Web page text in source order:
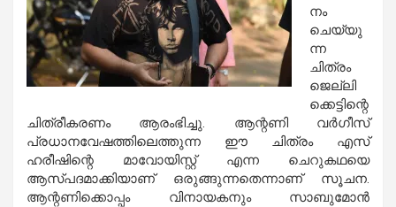
നം
ചെയ്യു
ന്ന
ചിത്രം
ജെല്ലി
ക്കെട്ടിന്റെ
ചിത്രീകരണം ആരംഭിച്ചു. ആന്റണി വര്‍ഗീസ്
പ്രധാനവേഷത്തിലെത്തുന്ന ഈ ചിത്രം എസ്
ഹരീഷിന്റെ മാവോയിസ്റ്റ് എന്ന ചെറുകഥയെ
ആസ്പദമാക്കിയാണ് ഒരുങ്ങുന്നതെന്നാണ് സൂചന.
ആന്റണിക്കൊപ്പം വിനായകനും സാബുമോന്‍